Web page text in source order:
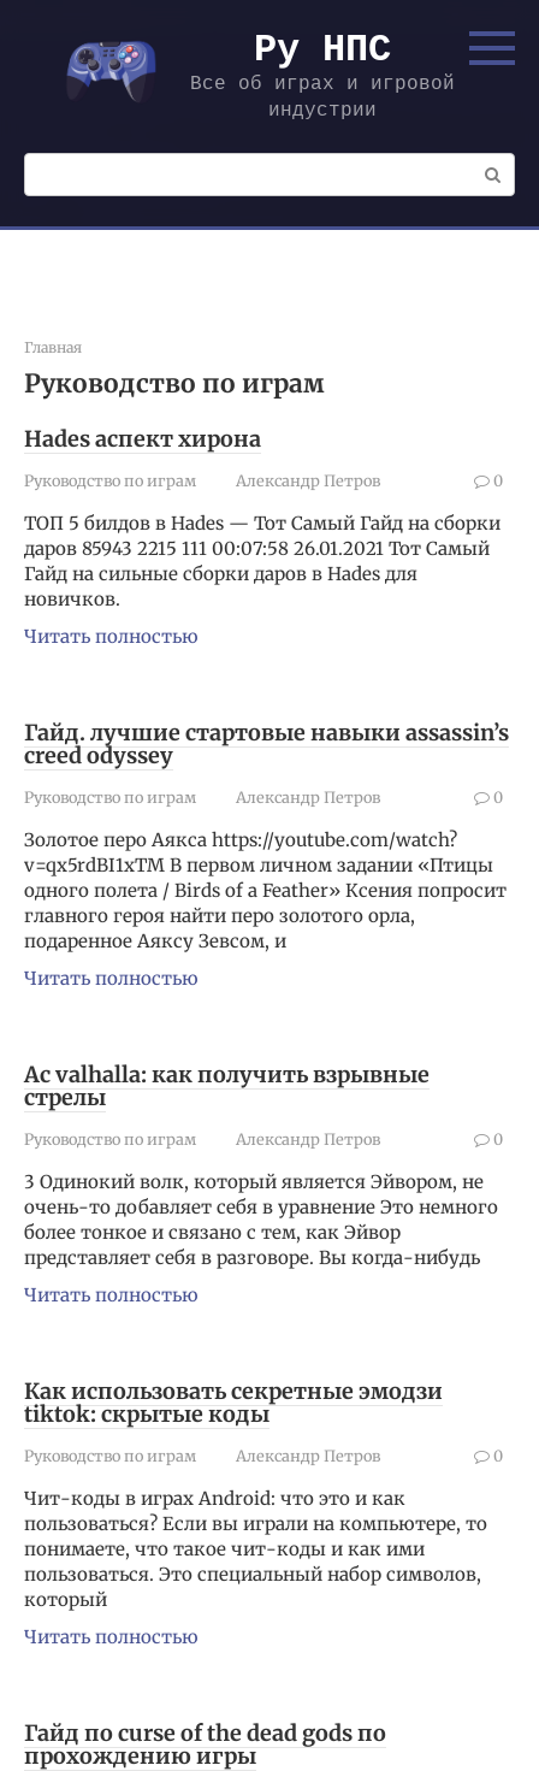
контенту
Ру НПС
Все об играх и игровой
индустрии
Поиск:
Главная
Руководство по играм
Hades аспект хирона
Руководство по играм Александр Петров 0
ТОП 5 билдов в Hades — Тот Самый Гайд на сборки
даров 85943 2215 111 00:07:58 26.01.2021 Тот Самый
Гайд на сильные сборки даров в Hades для
новичков.
Читать полностью
Гайд. лучшие стартовые навыки assassin’s
creed odyssey
Руководство по играм Александр Петров 0
Золотое перо Аякса https://youtube.com/watch?
v=qx5rdBI1xTM В первом личном задании «Птицы
одного полета / Birds of a Feather» Ксения попросит
главного героя найти перо золотого орла,
подаренное Аяксу Зевсом, и
Читать полностью
Ac valhalla: как получить взрывные
стрелы
Руководство по играм Александр Петров 0
3 Одинокий волк, который является Эйвором, не
очень-то добавляет себя в уравнение Это немного
более тонкое и связано с тем, как Эйвор
представляет себя в разговоре. Вы когда-нибудь
Читать полностью
Как использовать секретные эмодзи
tiktok: скрытые коды
Руководство по играм Александр Петров 0
Чит-коды в играх Android: что это и как
пользоваться? Если вы играли на компьютере, то
понимаете, что такое чит-коды и как ими
пользоваться. Это специальный набор символов,
который
Читать полностью
Гайд по curse of the dead gods по
прохождению игры